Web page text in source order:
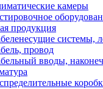
камеры
продукция
системы,
провод
вводы,